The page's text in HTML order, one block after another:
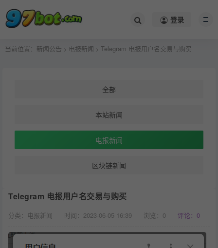
登录
当前位置： 新闻公告 > 电报新闻 > Telegram 电报用户名交易与购买
全部
本站新闻
电报新闻
区块链新闻
Telegram 电报用户名交易与购买
分类：电报新闻 时间：2023-06-05 16:39 浏览： 0 评论：0